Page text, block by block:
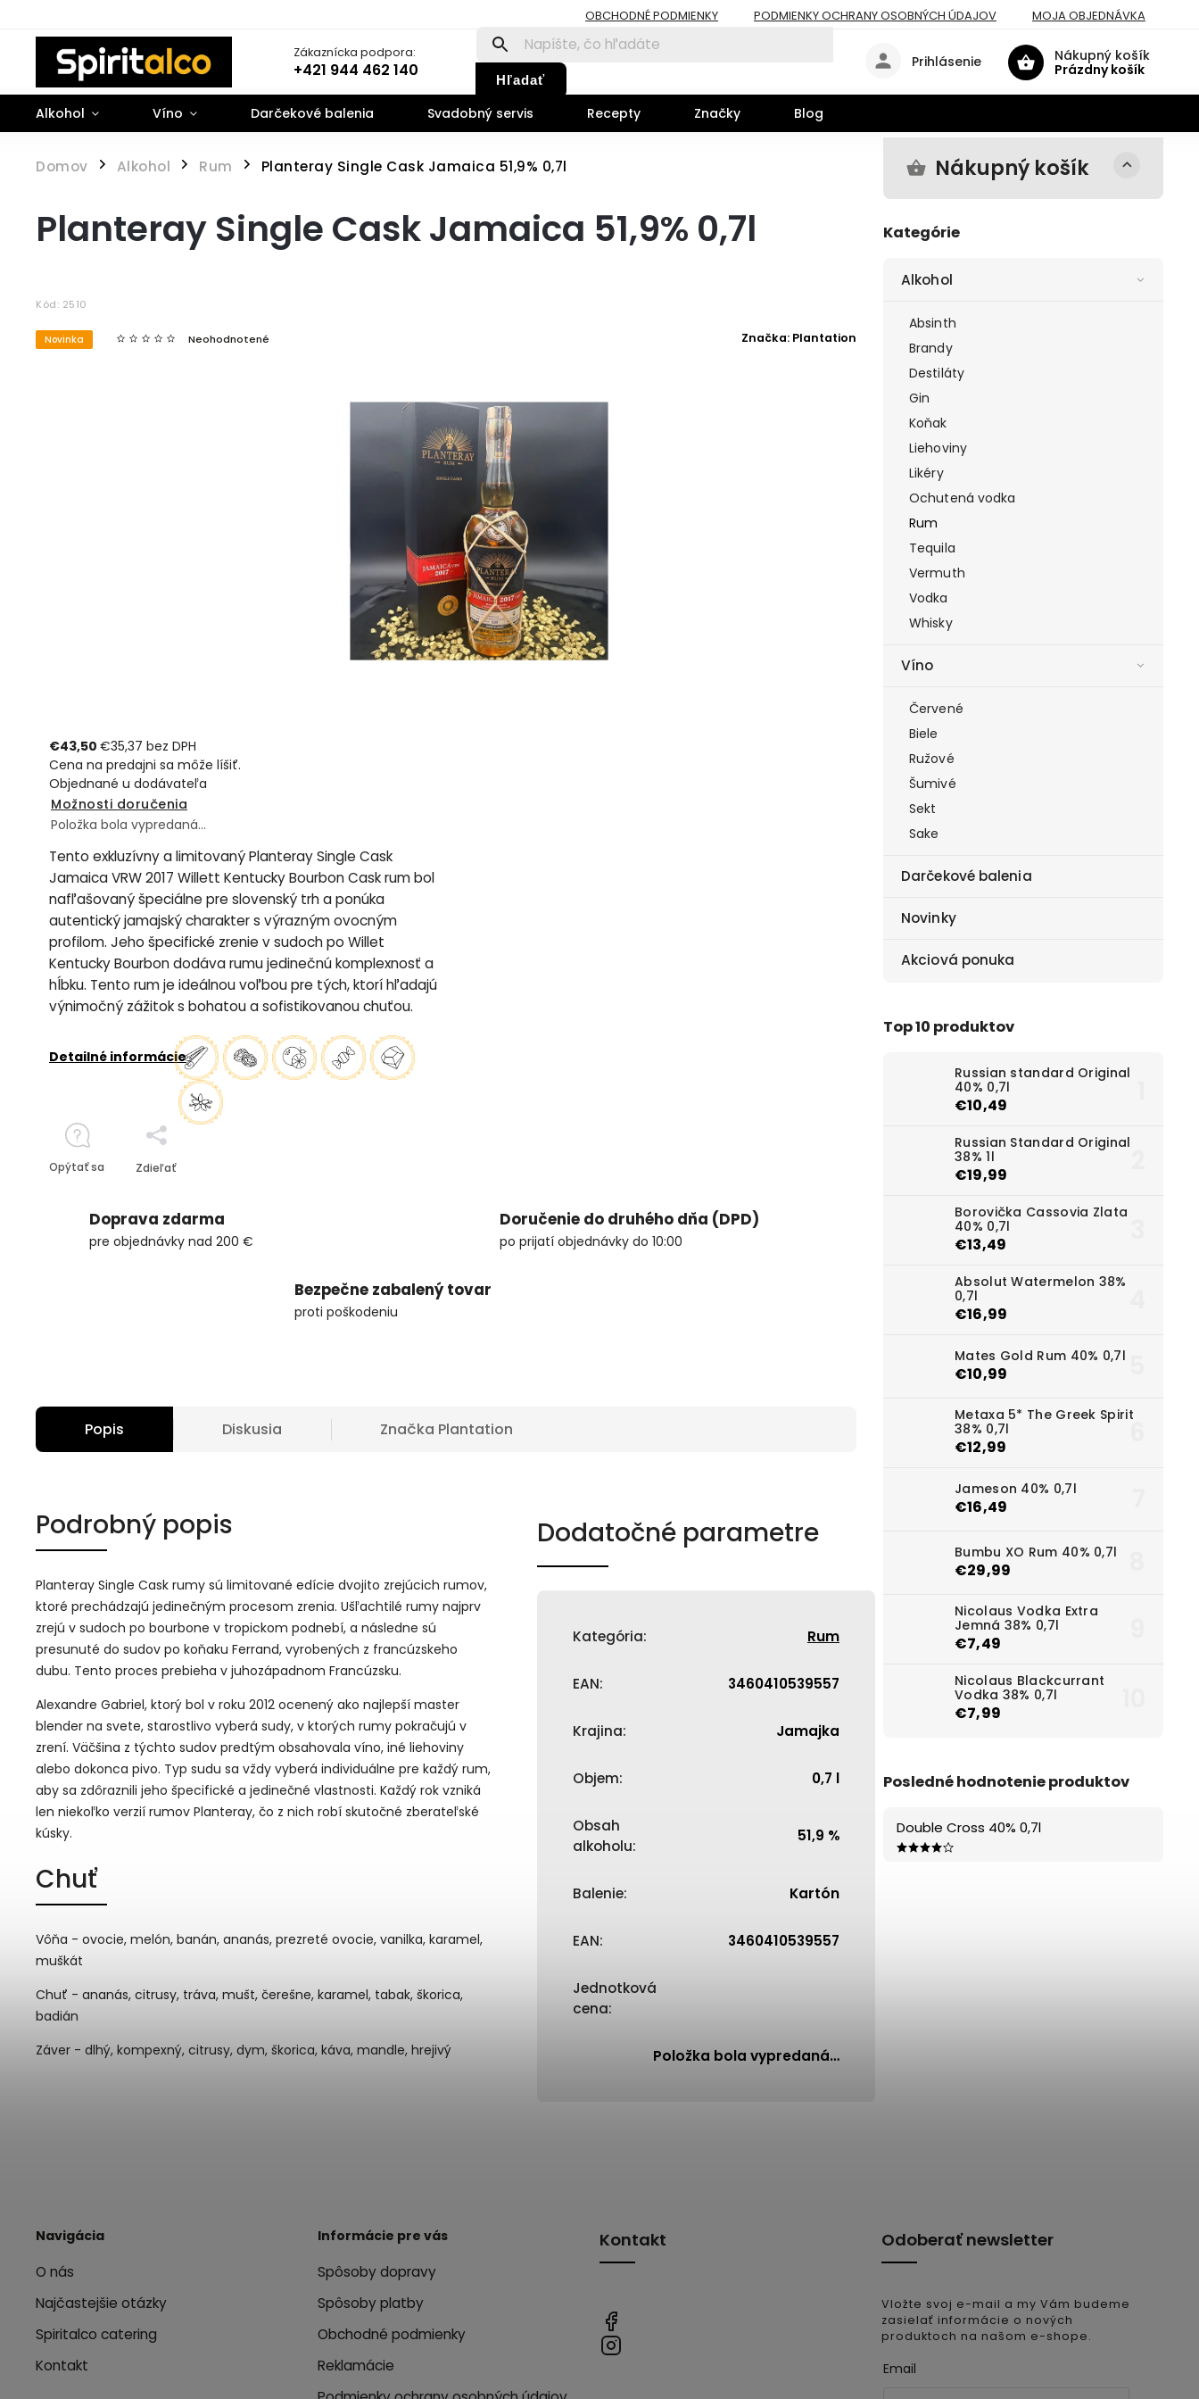
OBCHODNÉ PODMIENKY PODMIENKY OCHRANY OSOBNÝCH ÚDAJOV MOJA OBJEDNÁVKA
Zákaznícka podpora:
+421 944 462 140 Hľadať
Nákupný košík
Prázdny košík
Prihlásenie
Alkohol Víno Darčekové balenia Svadobný servis Recepty Značky Blog
Domov / Alkohol / Rum / Planteray Single Cask Jamaica 51,9% 0,7l Nákupný košík
Kategórie
Alkohol
Absinth
Brandy
Destiláty
Gin
Koňak
Liehoviny
Likéry
Ochutená vodka
Rum
Tequila
Vermuth
Vodka
Whisky
Víno
Červené
Biele
Ružové
Šumivé
Sekt
Sake
Darčekové balenia
Novinky
Akciová ponuka
Top 10 produktov
Russian standard Original
40% 0,7l
€10,49
Russian Standard Original
38% 1l
€19,99
Borovička Cassovia Zlata
40% 0,7l
€13,49
Absolut Watermelon 38%
0,7l
€16,99
Mates Gold Rum 40% 0,7l
€10,99
Metaxa 5* The Greek Spirit
38% 0,7l
€12,99
Jameson 40% 0,7l
€16,49
Bumbu XO Rum 40% 0,7l
€29,99
Nicolaus Vodka Extra
Jemná 38% 0,7l
€7,49
Nicolaus Blackcurrant
Vodka 38% 0,7l
€7,99
Posledné hodnotenie produktov
Double Cross 40% 0,7l
Planteray Single Cask Jamaica 51,9% 0,7l
Kód: 2510
Novinka Neohodnotené Značka: Plantation
€43,50 €35,37 bez DPH
Cena na predajni sa môže líšiť.
Objednané u dodávateľa
Možnosti doručenia
Položka bola vypredaná…
Tento exkluzívny a limitovaný Planteray Single Cask
Jamaica VRW 2017 Willett Kentucky Bourbon Cask rum bol
nafľašovaný špeciálne pre slovenský trh a ponúka
autentický jamajský charakter s výrazným ovocným
profilom. Jeho špecifické zrenie v sudoch po Willet
Kentucky Bourbon dodáva rumu jedinečnú komplexnosť a
hĺbku. Tento rum je ideálnou voľbou pre tých, ktorí hľadajú
výnimočný zážitok s bohatou a sofistikovanou chuťou.
Detailné informácie
Opýtať sa Zdieľať
Doprava zdarma
pre objednávky nad 200 €
Doručenie do druhého dňa (DPD)
po prijatí objednávky do 10:00
Bezpečne zabalený tovar
proti poškodeniu
Popis Diskusia Značka Plantation
Podrobný popis
Planteray Single Cask rumy sú limitované edície dvojito zrejúcich rumov,
ktoré prechádzajú jedinečným procesom zrenia. Ušľachtilé rumy najprv
zrejú v sudoch po bourbone v tropickom podnebí, a následne sú
presunuté do sudov po koňaku Ferrand, vyrobených z francúzskeho
dubu. Tento proces prebieha v juhozápadnom Francúzsku.
Alexandre Gabriel, ktorý bol v roku 2012 ocenený ako najlepší master
blender na svete, starostlivo vyberá sudy, v ktorých rumy pokračujú v
zrení. Väčšina z týchto sudov predtým obsahovala víno, iné liehoviny
alebo dokonca pivo. Typ sudu sa vždy vyberá individuálne pre každý rum,
aby sa zdôraznili jeho špecifické a jedinečné vlastnosti. Každý rok vzniká
len niekoľko verzií rumov Planteray, čo z nich robí skutočné zberateľské
kúsky.
Chuť
Vôňa - ovocie, melón, banán, ananás, prezreté ovocie, vanilka, karamel,
muškát
Chuť - ananás, citrusy, tráva, mušt, čerešne, karamel, tabak, škorica,
badián
Záver - dlhý, kompexný, citrusy, dym, škorica, káva, mandle, hrejivý
Dodatočné parametre
Kategória: Rum
EAN: 3460410539557
Krajina: Jamajka
Objem: 0,7 l
Obsah
alkoholu:
51,9 %
Balenie: Kartón
EAN: 3460410539557
Jednotková
cena:
Položka bola vypredaná…
Navigácia
O nás
Najčastejšie otázky
Spiritalco catering
Kontakt
Informácie pre vás
Spôsoby dopravy
Spôsoby platby
Obchodné podmienky
Reklamácie
Kontakt Odoberať newsletter
Vložte svoj e-mail a my Vám budeme
zasielať informácie o nových
produktoch na našom e-shope.
Email